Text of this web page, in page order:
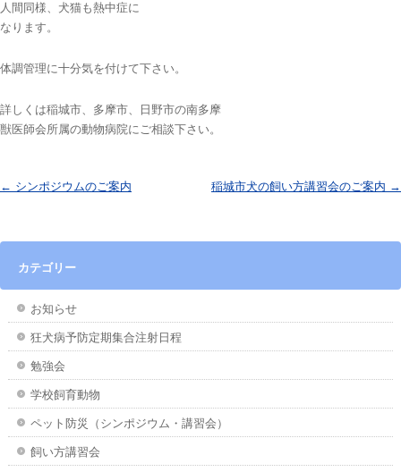
人間同様、犬猫も熱中症に
なります。
体調管理に十分気を付けて下さい。
詳しくは稲城市、多摩市、日野市の南多摩
獣医師会所属の動物病院にご相談下さい。
投稿ナビゲーション
← シンポジウムのご案内 稲城市犬の飼い方講習会のご案内 →
カテゴリー
お知らせ
狂犬病予防定期集合注射日程
勉強会
学校飼育動物
ペット防災（シンポジウム・講習会）
飼い方講習会